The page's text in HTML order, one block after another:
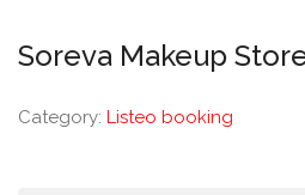
Soreva Makeup
Category: Listeo booking